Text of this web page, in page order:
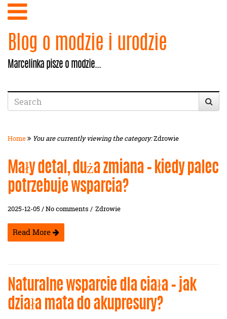
Blog o modzie i urodzie
Marcelinka pisze o modzie...
Home You are currently viewing the category:Zdrowie
Mały detal, duża zmiana – kiedy palec
potrzebuje wsparcia?
2025-12-05 / No comments / Zdrowie
Read More
Naturalne wsparcie dla ciała – jak
działa mata do akupresury?